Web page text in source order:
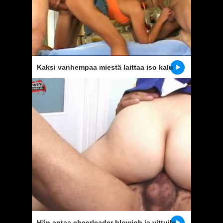
Kaksi vanhempaa miestä laittaa iso kalu
suussa, pillu ja anus tyttö